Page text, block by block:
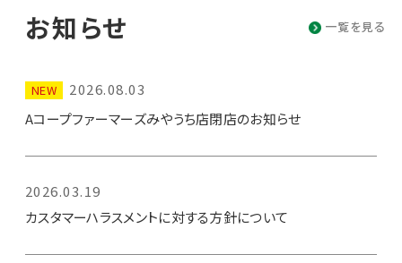
お知らせ
NEW
2026.08.03
Aコープファーマーズみやうち店閉店のお知らせ
2026.03.19
カスタマーハラスメントに対する方針について
一覧を見る